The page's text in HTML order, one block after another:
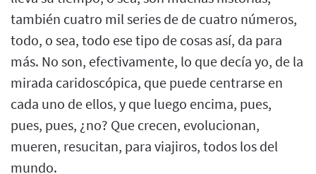
también cuatro mil series de de cuatro números,
todo, o sea, todo ese tipo de cosas así, da para
más. No son, efectivamente, lo que decía yo, de la
mirada caridoscópica, que puede centrarse en
cada uno de ellos, y que luego encima, pues,
pues, pues, ¿no? Que crecen, evolucionan,
mueren, resucitan, para viajiros, todos los del
mundo.